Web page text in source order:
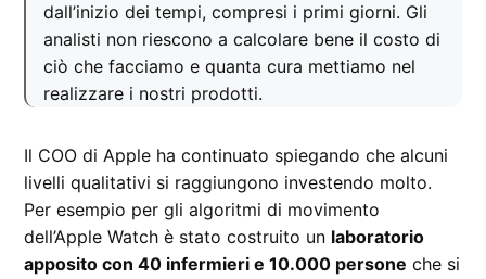
dall’inizio dei tempi, compresi i primi giorni. Gli
analisti non riescono a calcolare bene il costo di
ciò che facciamo e quanta cura mettiamo nel
realizzare i nostri prodotti.
Il COO di Apple ha continuato spiegando che alcuni
livelli qualitativi si raggiungono investendo molto.
Per esempio per gli algoritmi di movimento
dell’Apple Watch è stato costruito un laboratorio
apposito con 40 infermieri e 10.000 persone che si